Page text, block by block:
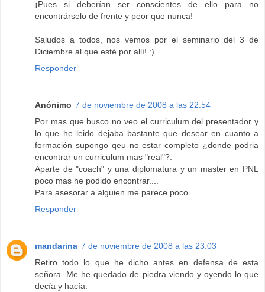
¡Pues si deberían ser conscientes de ello para no
encontrárselo de frente y peor que nunca!
Saludos a todos, nos vemos por el seminario del 3 de
Diciembre al que esté por allí! :)
Responder
Anónimo 7 de noviembre de 2008 a las 22:54
Por mas que busco no veo el curriculum del presentador y
lo que he leido dejaba bastante que desear en cuanto a
formación supongo qeu no estar completo ¿donde podria
encontrar un curriculum mas "real"?.
Aparte de "coach" y una diplomatura y un master en PNL
poco mas he podido encontrar....
Para asesorar a alguien me parece poco.....
Responder
mandarina 7 de noviembre de 2008 a las 23:03
Retiro todo lo que he dicho antes en defensa de esta
señora. Me he quedado de piedra viendo y oyendo lo que
decía y hacía.